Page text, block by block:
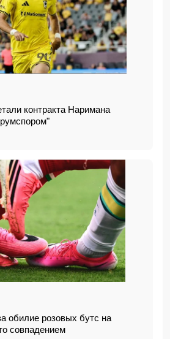
контракта Наримана
обилие розовых бутс на
совпадением